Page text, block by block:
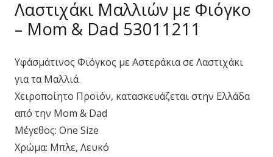
Λαστιχάκι Μαλλιών με Φιόγκο
– Mom & Dad 53011211
Υφάσμάτινος Φιόγκος με Αστεράκια σε Λαστιχάκι
για τα Μαλλιά
Χειροποίητο Προϊόν, κατασκευάζεται στην Ελλάδα
από την Mom & Dad
Μέγεθος: One Size
Χρώμα: Μπλε, Λευκό